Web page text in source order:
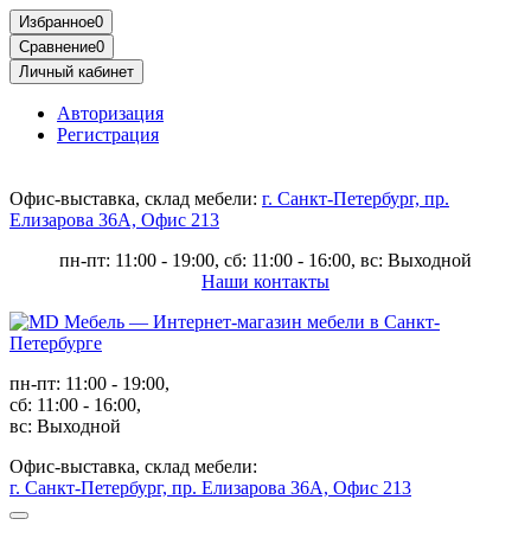
Избранное0
Сравнение0
Личный кабинет
Авторизация
Регистрация
Офис-выставка, склад мебели: г. Санкт-Петербург, пр.
Елизарова 36А, Офис 213
пн-пт: 11:00 - 19:00, сб: 11:00 - 16:00, вс: Выходной
Наши контакты
пн-пт: 11:00 - 19:00,
сб: 11:00 - 16:00,
вс: Выходной
Офис-выставка, склад мебели:
г. Санкт-Петербург, пр. Елизарова 36А, Офис 213